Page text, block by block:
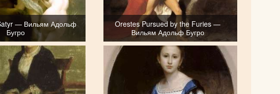
— Вильям Адольф
Бугро
Orestes Pursued by the Furies —
Вильям Адольф Бугро